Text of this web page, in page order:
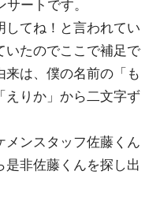
ートです。
してね！と言われてい
いたのでここで補足で
は、僕の名前の「も
えりか」から二文字ず
メンスタッフ佐藤くん
是非佐藤くんを探し出